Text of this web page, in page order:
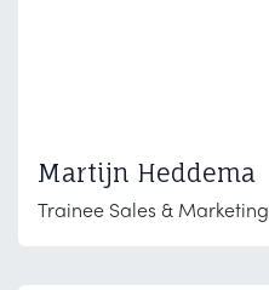
Martijn Heddema
Trainee Sales & Marketing